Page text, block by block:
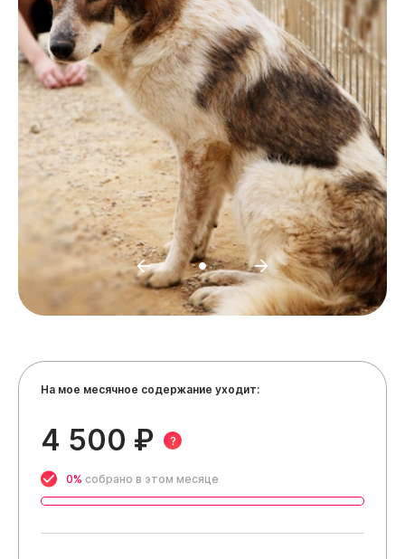
На мое месячное содержание уходит:
4 500 ₽ ?
0% собрано в этом месяце